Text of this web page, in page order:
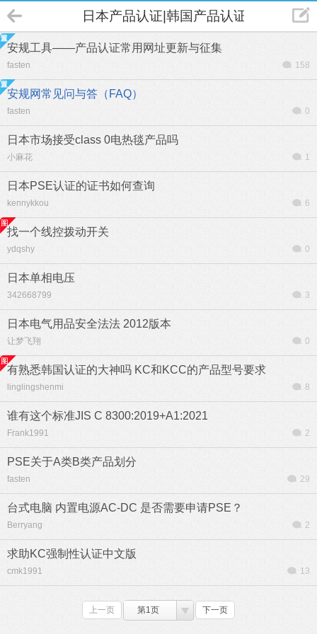
日本产品认证|韩国产品认证
安规工具——产品认证常用网址更新与征集
fasten 158
安规网常见问与答（FAQ）
fasten 0
日本市场接受class 0电热毯产品吗
小麻花 1
日本PSE认证的证书如何查询
kennykkou 6
找一个线控拨动开关
ydqshy 0
日本单相电压
342668799 3
日本电气用品安全法法 2012版本
让梦飞翔 0
有熟悉韩国认证的大神吗 KC和KCC的产品型号要求
linglingshenmi 8
谁有这个标准JIS C 8300:2019+A1:2021
Frank1991 2
PSE关于A类B类产品划分
fasten 29
台式电脑 内置电源AC-DC 是否需要申请PSE？
Berryang 2
求助KC强制性认证中文版
cmk1991 13
上一页 第1页 下一页